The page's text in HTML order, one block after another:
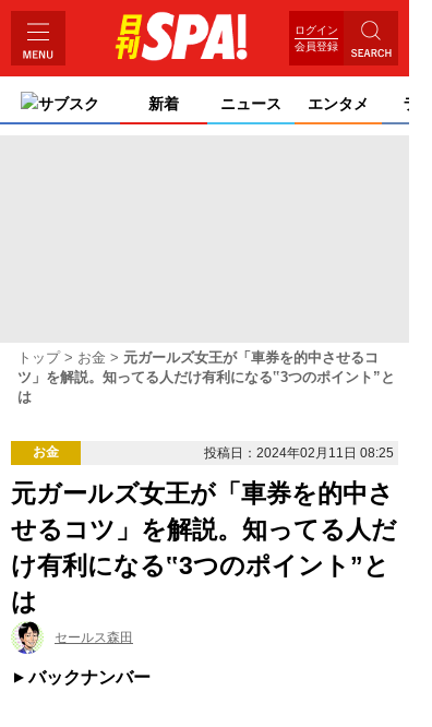
ログイン
会員登録
サブスク 新着 ニュース エンタメ ライ
トップ お金
元ガールズ女王が「車券を的中させるコ
ツ」を解説。知ってる人だけ有利になる‟3つのポイント”と
は
お金 投稿日：2024年02月11日 08:25
元ガールズ女王が「車券を的中さ
せるコツ」を解説。知ってる人だ
け有利になる‟3つのポイント”と
は
セールス森田
バックナンバー